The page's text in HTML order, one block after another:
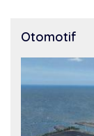
Otomotif